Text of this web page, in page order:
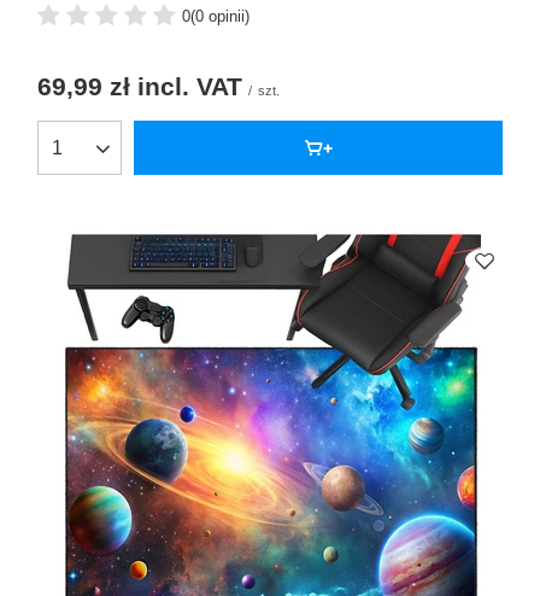
0(0 opinii)
69,99 zł incl. VAT / szt.